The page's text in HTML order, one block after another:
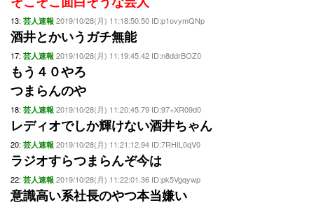
13: 芸人速報 2019/10/28(月) 11:18:50.50 ID:p1ovymQNp
酒井とかいうガチ無能
17: 芸人速報 2019/10/28(月) 11:19:45.42 ID:n8ddrBOZ0
もう４０やろ
つまらんのや
18: 芸人速報 2019/10/28(月) 11:20:45.79 ID:97+XR09d0
レディオでしか輝けない酒井ちゃん
20: 芸人速報 2019/10/28(月) 11:21:12.94 ID:7RHIL0qV0
ラジオすらつまらんぞ今は
22: 芸人速報 2019/10/28(月) 11:22:01.36 ID:pk5Vgqywp
意識高い系社長のやつ本当嫌い